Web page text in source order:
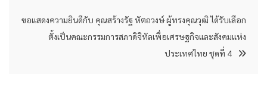
ขอแสดงความยินดีกับ คุณสร้างรัฐ หัตถวงษ์ ผู้ทรงคุณวุฒิ ได้รับเลือก
ตั้งเป็นคณะกรรมการสภาดิจิทัลเพื่อเศรษฐกิจและสังคมแห่ง
ประเทศไทย ชุดที่ 4